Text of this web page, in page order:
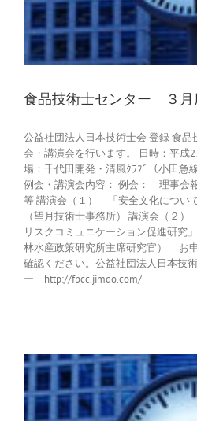
食品技術士センター ３月
公益社団法人日本技術士会 登録 食
会・講演会を行います。 日時：平成
場：千代田開発・清風ｸﾗﾌﾞ（小田急
例会・講演会内容： 例会： 理事会
等 講演会（１） 「安全文化につい
（望月技術士事務所） 講演会（２
リスクコミュニケーション促進研
林水産政策研究所主席研究官） お
確認ください。公益社団法人日本技
ー http://fpcc.jimdo.com/